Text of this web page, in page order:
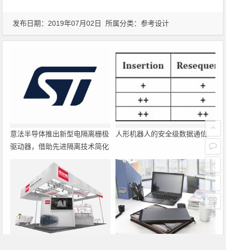
发布日期：2019年07月02日 所属分类：参考设计
意法半导体推出新型电隔离栅极
驱动器，借助先进隔离技术简化
人形机器人的安全级数据通信